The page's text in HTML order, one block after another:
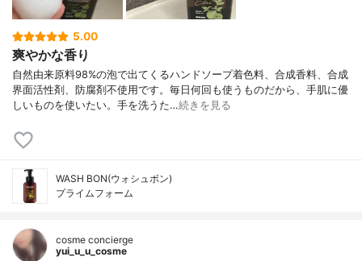
5.00
爽やかな香り
自然由来原料98%の泡で出てくるハンドソープ着色料、合成香料、合成
界面活性剤、防腐剤不使用です。毎日何回も使うものだから、手肌に優
しいものを使いたい。手を洗うた…続きを見る
WASH BON(ウォシュボン)
プライムフォーム
cosme concierge
yui_u_u_cosme